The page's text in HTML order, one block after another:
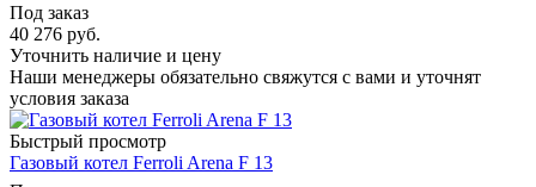
Под заказ
40 276 руб.
Уточнить наличие и цену
Наши менеджеры обязательно свяжутся с вами и уточнят
условия заказа
Быстрый просмотр
Газовый котел Ferroli Arena F 13